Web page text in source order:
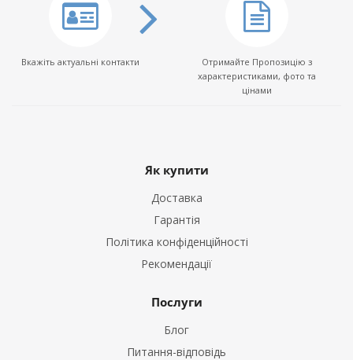
Вкажіть актуальні контакти
Отримайте Пропозицію з
характеристиками, фото та
цінами
Як купити
Доставка
Гарантія
Політика конфіденційності
Рекомендації
Послуги
Блог
Питання-відповідь